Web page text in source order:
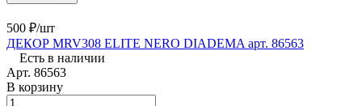
500 ₽/шт
ДЕКОР MRV308 ELITE NERO DIADEMA арт. 86563
Есть в наличии
Арт. 86563
В корзину